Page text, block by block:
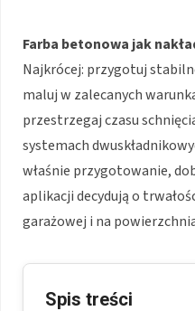
Farba betonowa jak
Najkrócej: przygotuj
maluj w zalecanych
przestrzegaj czasu
systemach
właśnie przygotowanie,
aplikacji decydują o
garażowej i na
Spis treści